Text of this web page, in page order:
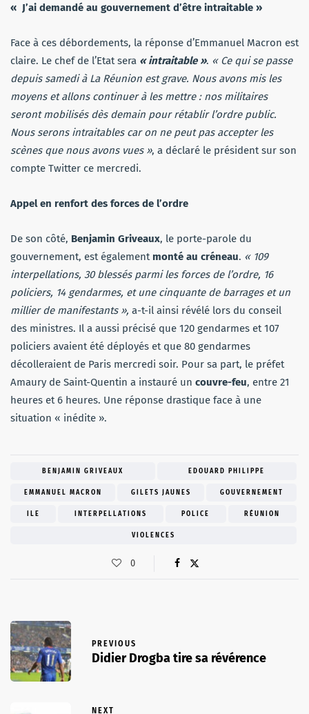
« J’ai demandé au gouvernement d’être intraitable »
Face à ces débordements, la réponse d’Emmanuel Macron est
claire. Le chef de l’Etat sera « intraitable ». « Ce qui se passe
depuis samedi à La Réunion est grave. Nous avons mis les
moyens et allons continuer à les mettre : nos militaires
seront mobilisés dès demain pour rétablir l’ordre public.
Nous serons intraitables car on ne peut pas accepter les
scènes que nous avons vues », a déclaré le président sur son
compte Twitter ce mercredi.
Appel en renfort des forces de l’ordre
De son côté, Benjamin Griveaux, le porte-parole du
gouvernement, est également monté au créneau. « 109
interpellations, 30 blessés parmi les forces de l’ordre, 16
policiers, 14 gendarmes, et une cinquante de barrages et un
millier de manifestants », a-t-il ainsi révélé lors du conseil
des ministres. Il a aussi précisé que 120 gendarmes et 107
policiers avaient été déployés et que 80 gendarmes
décolleraient de Paris mercredi soir. Pour sa part, le préfet
Amaury de Saint-Quentin a instauré un couvre-feu, entre 21
heures et 6 heures. Une réponse drastique face à une
situation « inédite ».
BENJAMIN GRIVEAUX EDOUARD PHILIPPE
EMMANUEL MACRON GILETS JAUNES GOUVERNEMENT
ILE INTERPELLATIONS POLICE RÉUNION
VIOLENCES
0
PREVIOUS
Didier Drogba tire sa révérence
NEXT